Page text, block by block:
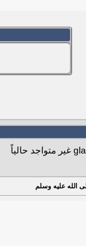
الله عليه وسلم